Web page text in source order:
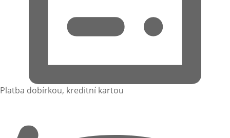
Platba dobírkou, kreditní kartou